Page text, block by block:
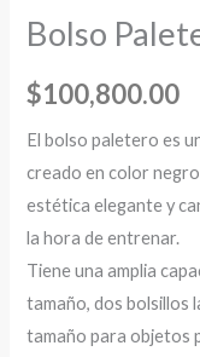
Bolso
$100,800.00
El bolso paletero es
creado en color
estética elegante y
la hora de entrenar.
Tiene una amplia
tamaño, dos bolsillos
tamaño para objetos